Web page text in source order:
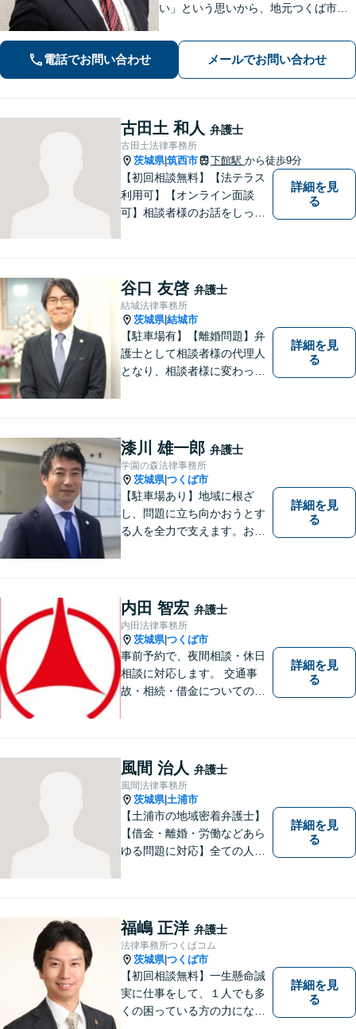
い」という思いから、地元つくば市で
育費など幅広いトラブルに対応【相
続・遺言】残された借金・不動産に困
っていませんか？
電話でお問い合わせ メールでお問い合わせ
古田土 和人 弁護士
古田土法律事務所
茨城県|筑西市 下館駅 から徒歩9分
【初回相談無料】【法テラス
利用可】【オンライン面談
可】相談者様のお話をしっか
詳細を見
る
谷口 友啓 弁護士
結城法律事務所
茨城県|結城市
【駐車場有】【離婚問題】弁
護士として相談者様の代理人
となり、相談者様に変わって
明確に判断をお示しし、問題
解決をサポートさせていただ
きますので、是非ご相談くだ
さい。
詳細を見
る
漆川 雄一郎 弁護士
学園の森法律事務所
茨城県|つくば市
【駐車場あり】地域に根ざ
し、問題に立ち向かおうとす
る人を全力で支えます。お困
詳細を見
る
内田 智宏 弁護士
内田法律事務所
茨城県|つくば市
事前予約で、夜間相談・休日
相談に対応します。 交通事
故・相続・借金についてのご
い。
詳細を見
る
風間 治人 弁護士
風間法律事務所
茨城県| 土浦市
【土浦市の地域密着弁護士】
【借金・離婚・労働などあら
ゆる問題に対応】全ての人へ
の将来を見据えた、納得の解
決を目指します。まずはお気
軽にご相談ください。【駐車
場有】
詳細を見
る
福嶋 正洋 弁護士
法律事務所つくばコム
茨城県|つくば市
【初回相談無料】一生懸命誠
実に仕事をして、１人でも多
くの困っている方の力にな
詳細を見
る